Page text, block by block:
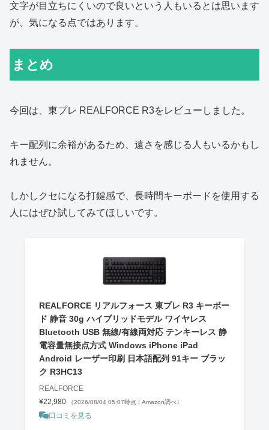
文字が目立ちにくいので良いという人もいるとは思います
が、気になる点ではあります。
まとめ
今回は、東プレ REALFORCE R3をレビューしました。
キー配列に余裕があるため、遠さを感じる人もいるかもし
れません。
しかしクセになる打鍵感で、長時間キーボードを使用する
人にはぜひ試してみてほしいです。
REALFORCE リアルフォース 東プレ R3 キーボー
ド 静音 30g ハイブリッドモデル ワイヤレス
Bluetooth USB 無線/有線両対応 テンキーレス 静
電容量無接点方式 Windows iPhone iPad
Android レーザー印刷 日本語配列 91キー ブラッ
ク R3HC13
REALFORCE
¥22,980
（2026/08/04 05:07時点 | Amazon調べ）
口コミを見る